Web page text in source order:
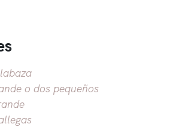
o dos pequeños